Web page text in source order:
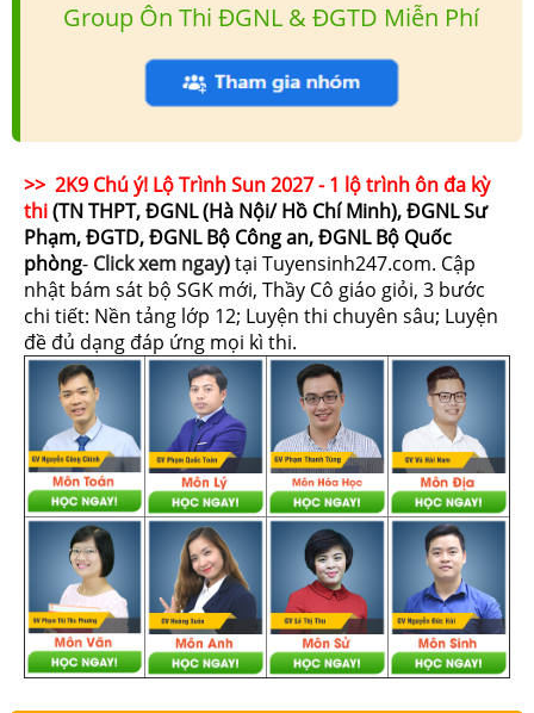
Group Ôn Thi ĐGNL & ĐGTD Miễn Phí
>> 2K9 Chú ý! Lộ Trình Sun 2027 - 1 lộ trình ôn đa kỳ
thi(TN THPT, ĐGNL (Hà Nội/ Hồ Chí Minh), ĐGNL Sư
Phạm, ĐGTD, ĐGNL Bộ Công an, ĐGNL Bộ Quốc
phòng- Click xem ngay)tại Tuyensinh247.com. Cập
nhật bám sát bộ SGK mới, Thầy Cô giáo giỏi, 3 bước
chi tiết: Nền tảng lớp 12; Luyện thi chuyên sâu; Luyện
đề đủ dạng đáp ứng mọi kì thi.